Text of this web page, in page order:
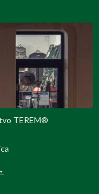
TEREM®